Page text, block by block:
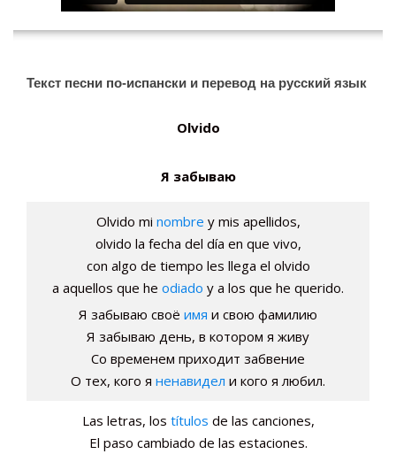
Текст песни по-испански и перевод на русский язык
Olvido
Я забываю
Olvido mi nombre y mis apellidos,
olvido la fecha del día en que vivo,
con algo de tiempo les llega el olvido
a aquellos que he odiado y a los que he querido.
Я забываю своё имя и свою фамилию
Я забываю день, в котором я живу
Со временем приходит забвение
О тех, кого я ненавидел и кого я любил.
Las letras, los títulos de las canciones,
El paso cambiado de las estaciones.